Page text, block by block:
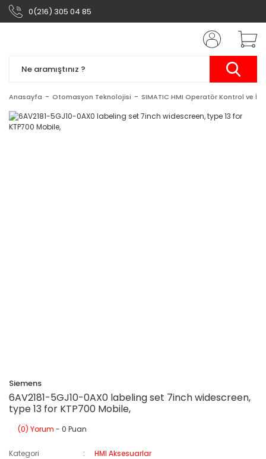
0(216) 305 04 85
Anasayfa Otomasyon Teknolojisi SIMATIC HMI Operatör Kontrol ve
Siemens
6AV2181-5GJ10-0AX0 labeling set 7inch widescreen,
type 13 for KTP700 Mobile,
(0) Yorum - 0 Puan
Kategori
HMI Aksesuarlar